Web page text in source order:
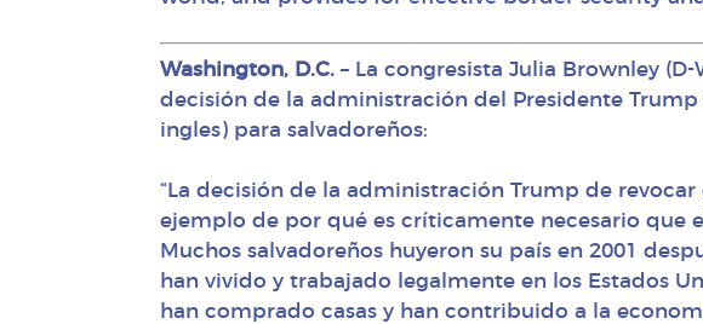
Washington, D.C. – La congresista Julia Brownley
decisión de la administración del Presidente Trump
ingles) para salvadoreños:
“La decisión de la administración Trump de
ejemplo de por qué es críticamente necesario que
Muchos salvadoreños huyeron su país en 2001
han vivido y trabajado legalmente en los Estados
han comprado casas y han contribuido a la